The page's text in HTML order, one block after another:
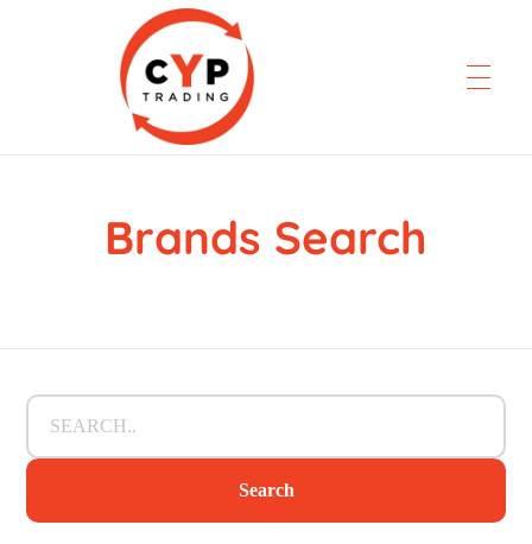
CYP Trading
Professionelle Ersatzteilbeschaffung
Brands Search
Search